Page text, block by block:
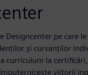
Designcenter pe care
și cursanților
curriculum la
viitorii